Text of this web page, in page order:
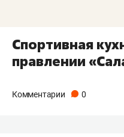
Спортивная
правлении
Комментарии 0